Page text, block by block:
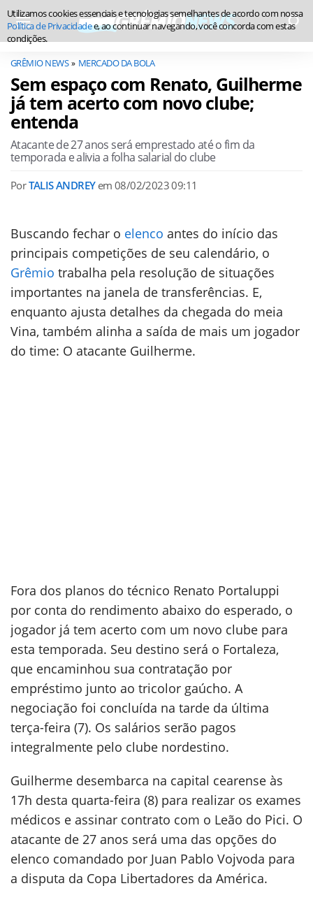
GRÊMIO NEWS MERCADO DA BOLA
Sem espaço com Renato, Guilherme
já tem acerto com novo clube;
entenda
Atacante de 27 anos será emprestado até o fim da
temporada e alivia a folha salarial do clube
PorTALIS ANDREYem08/02/2023 09:11
Buscando fechar o elenco antes do início das
principais competições de seu calendário, o
Grêmio trabalha pela resolução de situações
importantes na janela de transferências. E,
enquanto ajusta detalhes da chegada do meia
Vina, também alinha a saída de mais um jogador
do time: O atacante Guilherme.
Fora dos planos do técnico Renato Portaluppi
por conta do rendimento abaixo do esperado, o
jogador já tem acerto com um novo clube para
esta temporada. Seu destino será o Fortaleza,
que encaminhou sua contratação por
empréstimo junto ao tricolor gaúcho. A
negociação foi concluída na tarde da última
terça-feira (7). Os salários serão pagos
integralmente pelo clube nordestino.
Guilherme desembarca na capital cearense às
17h desta quarta-feira (8) para realizar os exames
médicos e assinar contrato com o Leão do Pici. O
atacante de 27 anos será uma das opções do
elenco comandado por Juan Pablo Vojvoda para
a disputa da Copa Libertadores da América.
Utilizamos cookies essenciais e tecnologias semelhantes de acordo com nossa
Política de Privacidadee, ao continuar navegando, você concorda com estas
condições.